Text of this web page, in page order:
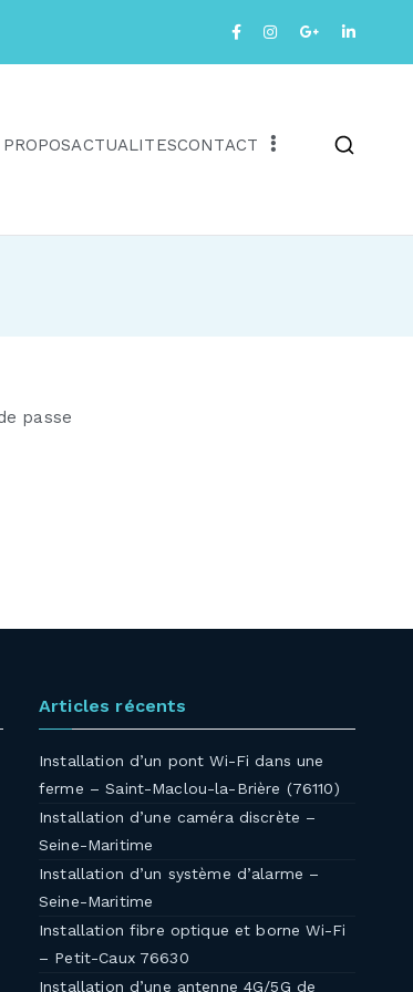
ACTUALITESCONTACT
passe
Articles récents
Installation d’un pont Wi-Fi dans une
ferme – Saint-Maclou-la-Brière (76110)
Installation d’une caméra discrète –
Seine-Maritime
Installation d’un système d’alarme –
Seine-Maritime
Installation fibre optique et borne Wi-Fi
– Petit-Caux 76630
Installation d’une antenne 4G/5G de